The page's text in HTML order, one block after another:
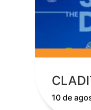
10 de